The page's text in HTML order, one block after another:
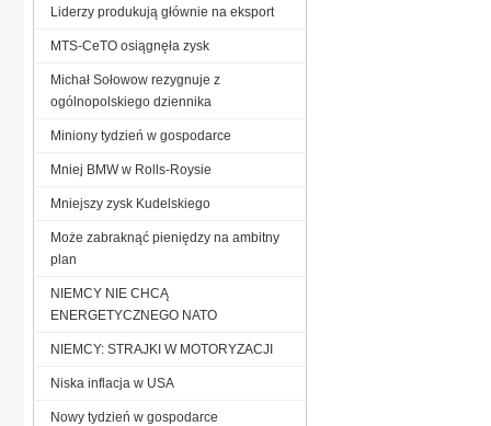
Liderzy produkują głównie na eksport
MTS-CeTO osiągnęła zysk
Michał Sołowow rezygnuje z
ogólnopolskiego dziennika
Miniony tydzień w gospodarce
Mniej BMW w Rolls-Roysie
Mniejszy zysk Kudelskiego
Może zabraknąć pieniędzy na ambitny
plan
NIEMCY NIE CHCĄ
ENERGETYCZNEGO NATO
NIEMCY: STRAJKI W MOTORYZACJI
Niska inflacja w USA
Nowy tydzień w gospodarce